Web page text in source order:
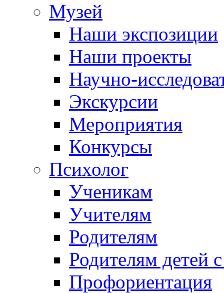
Музей
Наши экспозиции
Наши проекты
Научно-
Экскурсии
Мероприятия
Конкурсы
Психолог
Ученикам
Учителям
Родителям
Родителям детей
Профориентация